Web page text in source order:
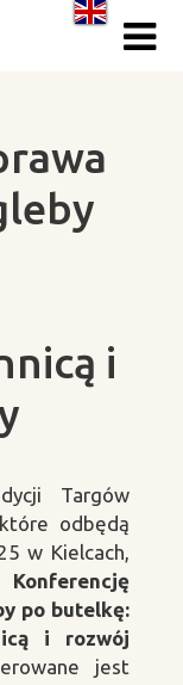
i
Targów
odbędą
w Kielcach,
Konferencję
po butelkę:
i rozwój
jest